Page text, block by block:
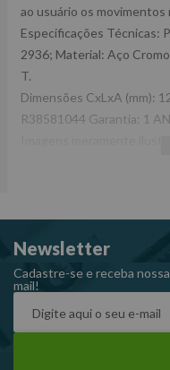
ao usuário os
Especificações Técnicas:
2936; Material: Aço
T.
Dimensões CxLxA (mm):
R38581044 Garantia: 1
Imagens meramente
Newsletter
Cadastre-se e receba
mail!